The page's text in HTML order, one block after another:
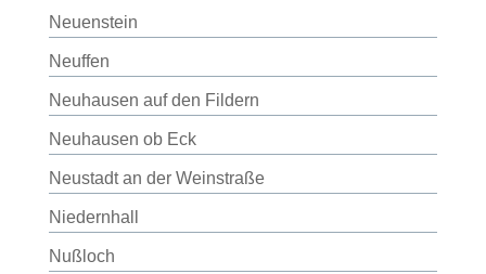
Neuenstein
Neuffen
Neuhausen auf den Fildern
Neuhausen ob Eck
Neustadt an der Weinstraße
Niedernhall
Nußloch